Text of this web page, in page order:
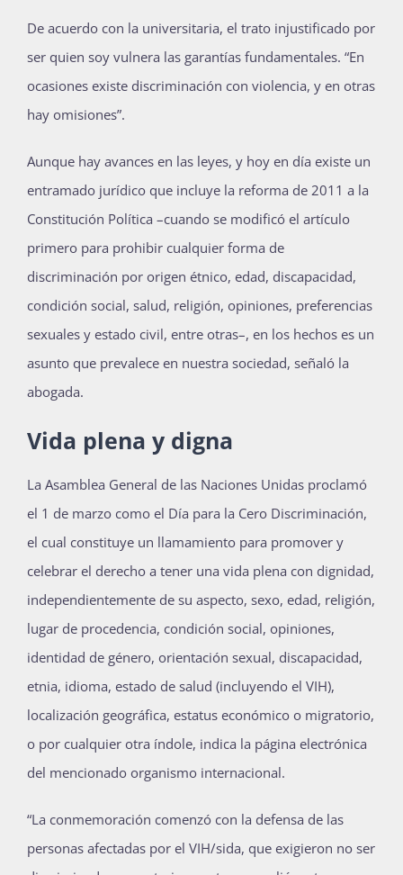
De acuerdo con la universitaria, el trato injustificado por
ser quien soy vulnera las garantías fundamentales. “En
ocasiones existe discriminación con violencia, y en otras
hay omisiones”.
Aunque hay avances en las leyes, y hoy en día existe un
entramado jurídico que incluye la reforma de 2011 a la
Constitución Política –cuando se modificó el artículo
primero para prohibir cualquier forma de
discriminación por origen étnico, edad, discapacidad,
condición social, salud, religión, opiniones, preferencias
sexuales y estado civil, entre otras–, en los hechos es un
asunto que prevalece en nuestra sociedad, señaló la
abogada.
Vida plena y digna
La Asamblea General de las Naciones Unidas proclamó
el 1 de marzo como el Día para la Cero Discriminación,
el cual constituye un llamamiento para promover y
celebrar el derecho a tener una vida plena con dignidad,
independientemente de su aspecto, sexo, edad, religión,
lugar de procedencia, condición social, opiniones,
identidad de género, orientación sexual, discapacidad,
etnia, idioma, estado de salud (incluyendo el VIH),
localización geográfica, estatus económico o migratorio,
o por cualquier otra índole, indica la página electrónica
del mencionado organismo internacional.
“La conmemoración comenzó con la defensa de las
personas afectadas por el VIH/sida, que exigieron no ser